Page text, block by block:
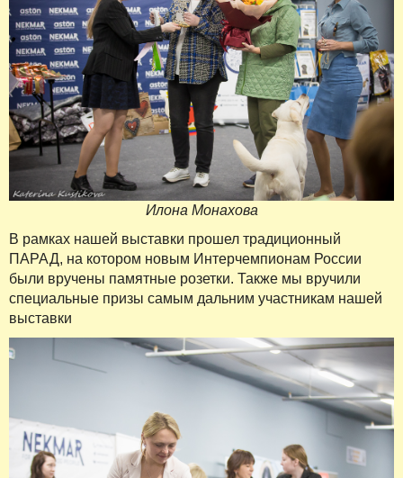
Илона Монахова
В рамках нашей выставки прошел традиционный
ПАРАД, на котором новым Интерчемпионам России
были вручены памятные розетки. Также мы вручили
специальные призы самым дальним участникам нашей
выставки